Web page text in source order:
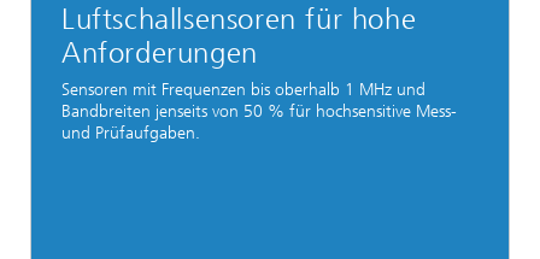
Luftschallsensoren für hohe
Anforderungen
Sensoren mit Frequenzen bis oberhalb 1 MHz und
Bandbreiten jenseits von 50 % für hochsensitive Mess-
und Prüfaufgaben.